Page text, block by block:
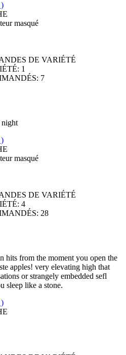
masqué
DE VARIÉTÉ
: 1
: 7
night
masqué
DE VARIÉTÉ
: 4
: 28
hits from the moment you open the
apples! very elevating high that
or strangely embedded sefl
sleep like a stone.